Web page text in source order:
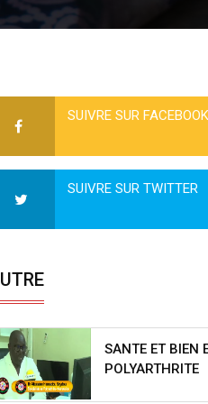
SUIVRE SUR FACEBOOK
SUIVRE SUR TWITTER
SANTE ET BIEN
POLYARTHRITE